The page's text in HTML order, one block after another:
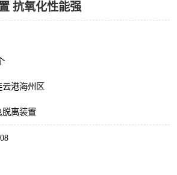
抗氧化性能强
云港海州区
脱离装置